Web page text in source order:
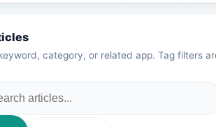
category, or related app. Tag filters